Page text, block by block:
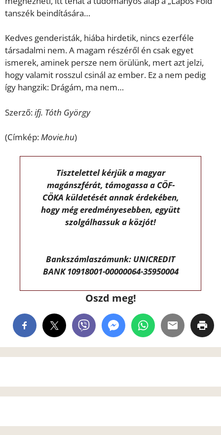
tanszék beindítására…
Kedves genderisták, hiába hirdetik, nincs ezerféle
társadalmi nem. A magam részéről én csak egyet
ismerek, aminek persze nem örülünk, mert azt jelzi,
hogy valamit rosszul csinál az ember. Ez a nem pedig
így hangzik: Drágám, ma nem…
Szerző:ifj. Tóth György
(Címkép:Movie.hu)
Tisztelettel kérjük a magyar
magánszférát, támogassa a CÖF-
CÖKA küldetését annak érdekében,
hogy még eredményesebben, együtt
szolgálhassuk a közjót!
Bankszámlaszámunk: UNICREDIT
BANK 10918001-00000064-35950004
Oszd meg!